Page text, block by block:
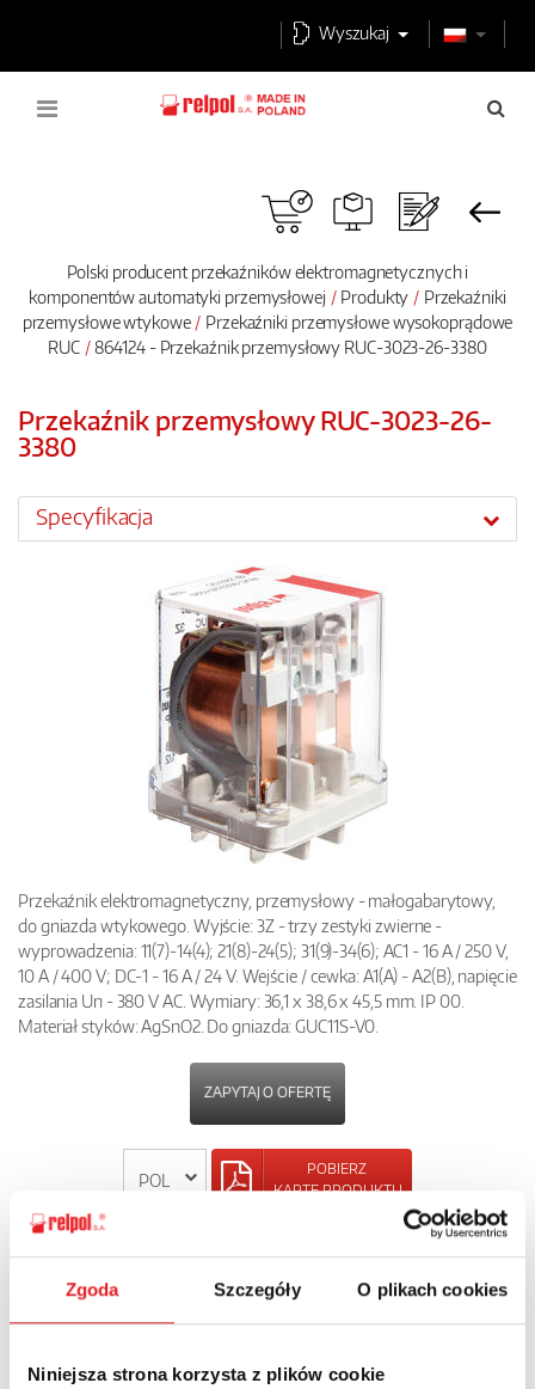
Zgoda Szczegóły O plikach cookies
Niniejsza strona korzysta z plików cookie
Wyszukaj
Polski producent przekaźników elektromagnetycznych i
komponentów automatyki przemysłowej
Produkty
Przekaźniki
przemysłowe wtykowe
Przekaźniki przemysłowe wysokoprądowe
RUC
864124 - Przekaźnik przemysłowy RUC-3023-26-3380
Przekaźnik przemysłowy RUC-3023-26-
3380
Specyfikacja
Przekaźnik elektromagnetyczny, przemysłowy - małogabarytowy,
do gniazda wtykowego. Wyjście: 3Z - trzy zestyki zwierne -
wyprowadzenia: 11(7)-14(4); 21(8)-24(5); 31(9)-34(6); AC1 - 16 A / 250 V,
10 A / 400 V; DC-1 - 16 A / 24 V. Wejście / cewka: A1(A) - A2(B), napięcie
zasilania Un - 380 V AC. Wymiary: 36,1 x 38,6 x 45,5 mm. IP 00.
Materiał styków: AgSnO2. Do gniazda: GUC11S-V0.
ZAPYTAJ O OFERTĘ
POBIERZ
KARTĘ PRODUKTU
POWRÓT